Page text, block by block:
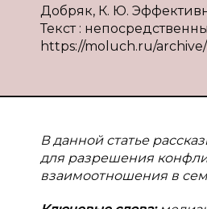
Добряк, К. Ю.
Текст :
https://moluch.ru/archive/
В данной статье
для разрешения
взаимоотношения в